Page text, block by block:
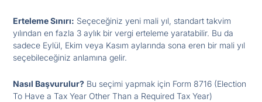
Erteleme Sınırı: Seçeceğiniz yeni mali yıl, standart takvim
yılından en fazla 3 aylık bir vergi erteleme yaratabilir. Bu da
sadece Eylül, Ekim veya Kasım aylarında sona eren bir mali yıl
seçebileceğiniz anlamına gelir.
Nasıl Başvurulur? Bu seçimi yapmak için Form 8716 (Election
To Have a Tax Year Other Than a Required Tax Year)